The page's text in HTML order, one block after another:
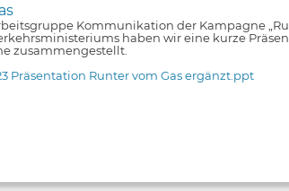
Kommunikation der Kampagne
haben wir eine kurze
zusammengestellt.
Präsentation Runter vom Gas ergänzt.ppt